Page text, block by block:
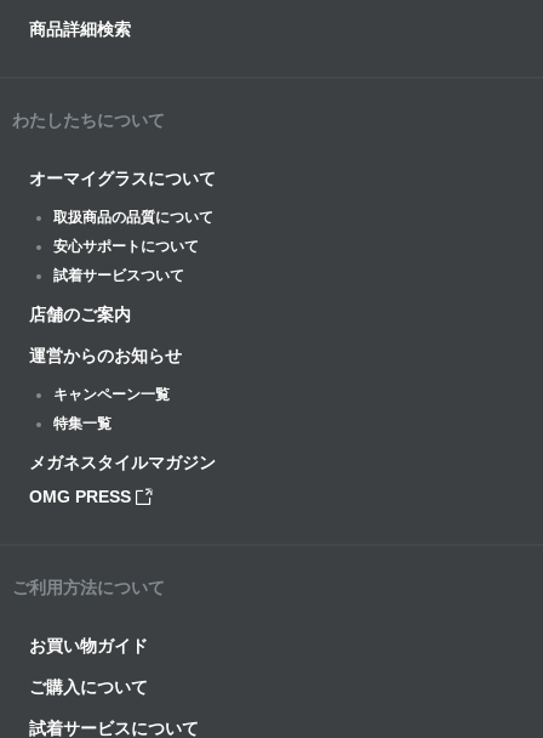
商品詳細検索
わたしたちについて
オーマイグラスについて
取扱商品の品質について
安心サポートについて
試着サービスついて
店舗のご案内
運営からのお知らせ
キャンペーン一覧
特集一覧
メガネスタイルマガジン
OMG PRESS
ご利用方法について
お買い物ガイド
ご購入について
試着サービスについて